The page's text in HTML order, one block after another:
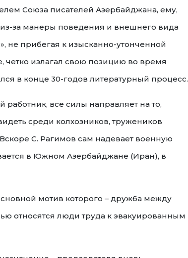
Союза писателей Азербайджана, ему,
из-за манеры поведения и внешнего вида
не прибегая к изысканно-утонченной
излагал свою позицию во время
в конце 30-годов литературный процесс.
работник, все силы направляет на то,
среди колхозников, тружеников
С. Рагимов сам надевает военную
в Южном Азербайджане (Иран), в
мотив которого – дружба между
относятся люди труда к эвакуированным